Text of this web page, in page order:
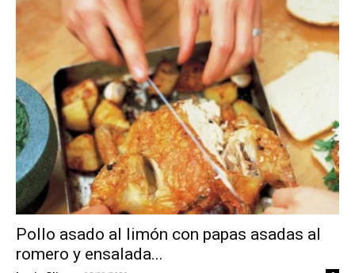
Pollo asado al limón con papas asadas al
romero y ensalada...